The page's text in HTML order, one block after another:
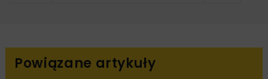
Powiązane artykuły